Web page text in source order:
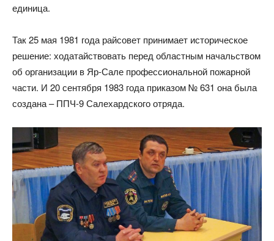
единица.
Так 25 мая 1981 года райсовет принимает историческое
решение: ходатайствовать перед областным начальством
об организации в Яр-Сале профессиональной пожарной
части. И 20 сентября 1983 года приказом № 631 она была
создана – ППЧ-9 Салехардского отряда.